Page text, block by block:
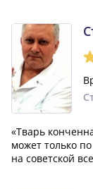
что она
«Тварь конченная,
может только
на советской